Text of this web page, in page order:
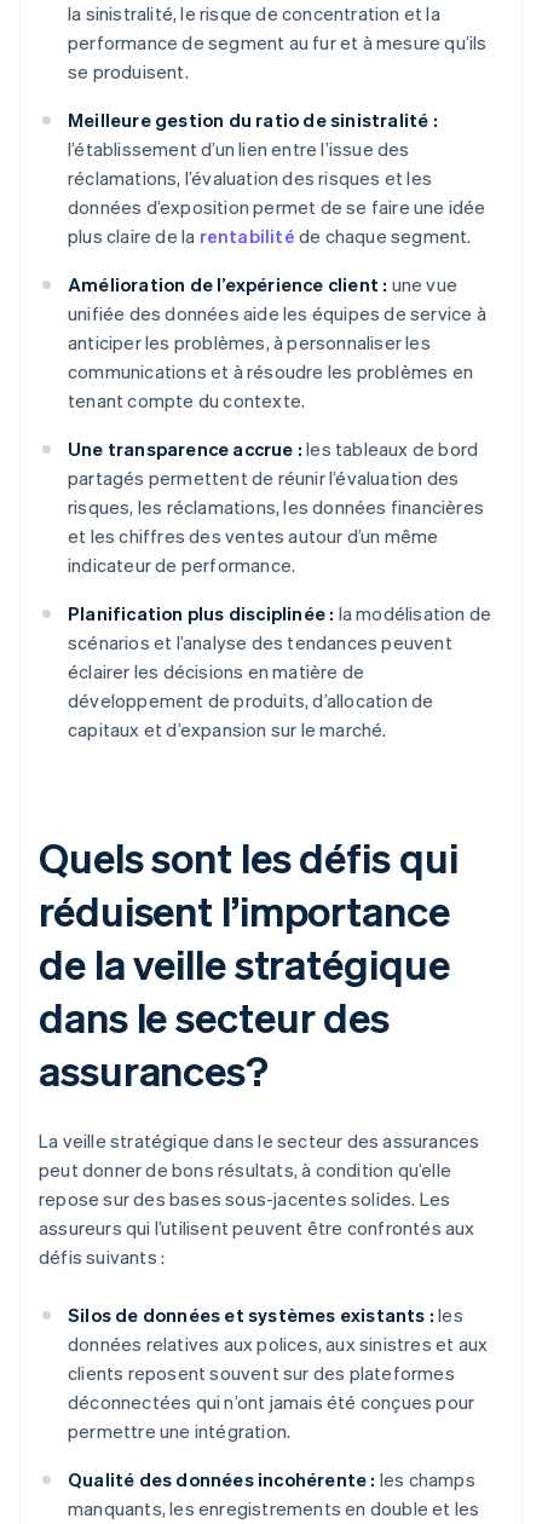
la sinistralité, le risque de concentration et la
performance de segment au fur et à mesure qu’ils
se produisent.
Meilleure gestion du ratio de sinistralité :
l’établissement d’un lien entre l’issue des
réclamations, l’évaluation des risques et les
données d’exposition permet de se faire une idée
plus claire de la rentabilité de chaque segment.
Amélioration de l’expérience client : une vue
unifiée des données aide les équipes de service à
anticiper les problèmes, à personnaliser les
communications et à résoudre les problèmes en
tenant compte du contexte.
Une transparence accrue : les tableaux de bord
partagés permettent de réunir l’évaluation des
risques, les réclamations, les données financières
et les chiffres des ventes autour d’un même
indicateur de performance.
Planification plus disciplinée : la modélisation de
scénarios et l’analyse des tendances peuvent
éclairer les décisions en matière de
développement de produits, d’allocation de
capitaux et d’expansion sur le marché.
Quels sont les défis qui
réduisent l’importance
de la veille stratégique
dans le secteur des
assurances?
La veille stratégique dans le secteur des assurances
peut donner de bons résultats, à condition qu’elle
repose sur des bases sous-jacentes solides. Les
assureurs qui l’utilisent peuvent être confrontés aux
défis suivants :
Silos de données et systèmes existants : les
données relatives aux polices, aux sinistres et aux
clients reposent souvent sur des plateformes
déconnectées qui n’ont jamais été conçues pour
permettre une intégration.
Qualité des données incohérente : les champs
manquants, les enregistrements en double et les